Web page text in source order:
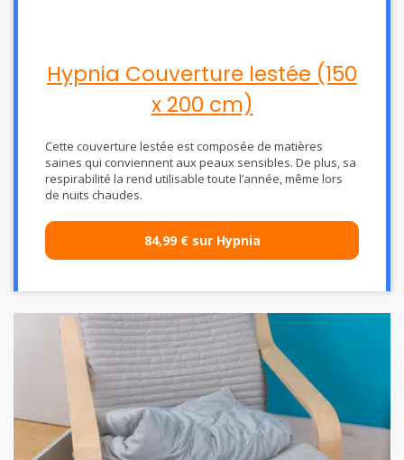
Hypnia Couverture lestée (150
x 200 cm)
Cette couverture lestée est composée de matières
saines qui conviennent aux peaux sensibles. De plus, sa
respirabilité la rend utilisable toute l’année, même lors
de nuits chaudes.
84,99 € sur Hypnia